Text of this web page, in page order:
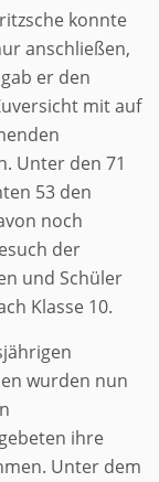
konnte
anschließen,
er den
mit auf
Unter den 71
53 den
noch
der
und Schüler
Klasse 10.
wurden nun
ihre
Unter dem